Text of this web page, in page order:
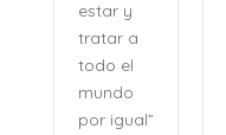
estar y
tratar a
todo el
mundo
por igual”